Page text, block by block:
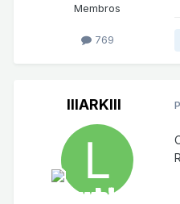
Membros
769
lllARKlll